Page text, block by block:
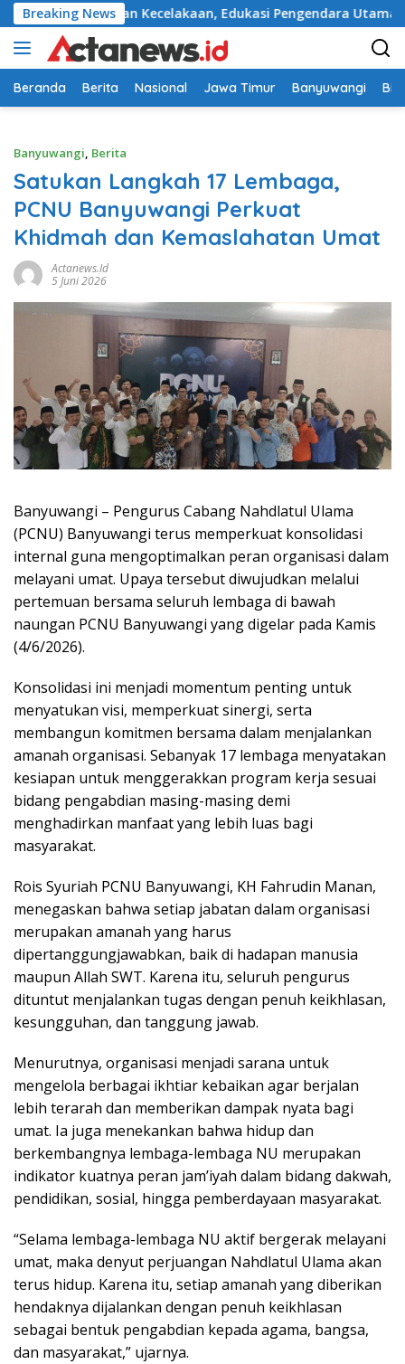
Langsung
ke
konten
Breaking News
Titik Rawan Kecelakaan, Edukasi Pengendara Utamakan
Beranda Berita Nasional Jawa Timur Banyuwangi
Banyuwangi, Berita
Satukan Langkah 17 Lembaga,
PCNU Banyuwangi Perkuat
Khidmah dan Kemaslahatan Umat
Actanews.id
5 Juni 2026
Banyuwangi – Pengurus Cabang Nahdlatul Ulama
(PCNU) Banyuwangi terus memperkuat konsolidasi
internal guna mengoptimalkan peran organisasi dalam
melayani umat. Upaya tersebut diwujudkan melalui
pertemuan bersama seluruh lembaga di bawah
naungan PCNU Banyuwangi yang digelar pada Kamis
(4/6/2026).
Konsolidasi ini menjadi momentum penting untuk
menyatukan visi, memperkuat sinergi, serta
membangun komitmen bersama dalam menjalankan
amanah organisasi. Sebanyak 17 lembaga menyatakan
kesiapan untuk menggerakkan program kerja sesuai
bidang pengabdian masing-masing demi
menghadirkan manfaat yang lebih luas bagi
masyarakat.
Rois Syuriah PCNU Banyuwangi, KH Fahrudin Manan,
menegaskan bahwa setiap jabatan dalam organisasi
merupakan amanah yang harus
dipertanggungjawabkan, baik di hadapan manusia
maupun Allah SWT. Karena itu, seluruh pengurus
dituntut menjalankan tugas dengan penuh keikhlasan,
kesungguhan, dan tanggung jawab.
Menurutnya, organisasi menjadi sarana untuk
mengelola berbagai ikhtiar kebaikan agar berjalan
lebih terarah dan memberikan dampak nyata bagi
umat. Ia juga menekankan bahwa hidup dan
berkembangnya lembaga-lembaga NU merupakan
indikator kuatnya peran jam’iyah dalam bidang dakwah,
pendidikan, sosial, hingga pemberdayaan masyarakat.
“Selama lembaga-lembaga NU aktif bergerak melayani
umat, maka denyut perjuangan Nahdlatul Ulama akan
terus hidup. Karena itu, setiap amanah yang diberikan
hendaknya dijalankan dengan penuh keikhlasan
sebagai bentuk pengabdian kepada agama, bangsa,
dan masyarakat,” ujarnya.